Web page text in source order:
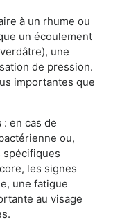
à un rhume ou
un écoulement
une
de pression.
importantes que
: en cas de
ou,
spécifiques
les signes
une fatigue
au visage